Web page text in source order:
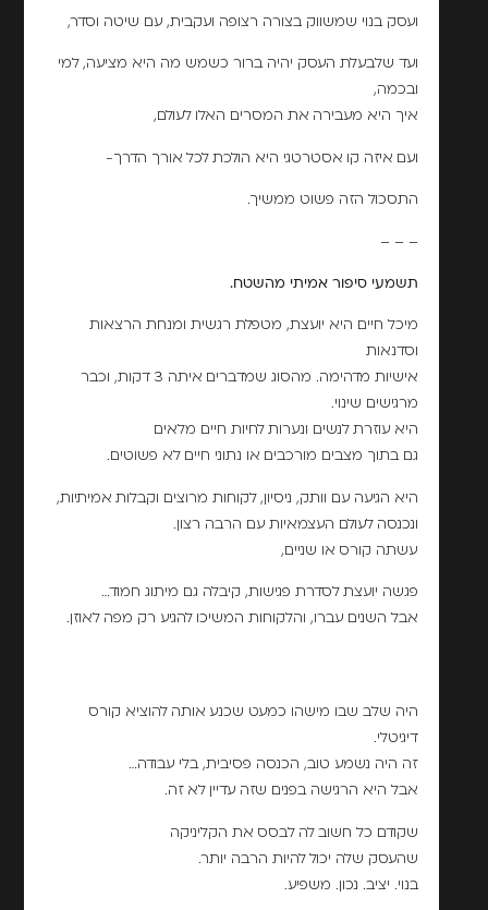
ועסק בנוי שמשווק בצורה רצופה ועקבית, עם שיטה וסדר,
ועד שלבעלת העסק יהיה ברור כשמש מה היא מציעה, למי
ובכמה,
איך היא מעבירה את המסרים האלו לעולם,
ועם איזה קו אסטרטגי היא הולכת לכל אורך הדרך-
התסכול הזה פשוט ממשיך.
– – –
תשמעי סיפור אמיתי מהשטח.
מיכל חיים היא יועצת, מטפלת רגשית ומנחת הרצאות
וסדנאות
אישיות מדהימה. מהסוג שמדברים איתה 3 דקות, וכבר
מרגישים שינוי.
היא עוזרת לנשים ונערות לחיות חיים מלאים
גם בתוך מצבים מורכבים או נתוני חיים לא פשוטים.
היא הגיעה עם וותק, ניסיון, לקוחות מרוצים וקבלות אמיתיות,
ונכנסה לעולם העצמאיות עם הרבה רצון.
עשתה קורס או שניים,
פגשה יועצת לסדרת פגישות, קיבלה גם מיתוג חמוד…
אבל השנים עברו, והלקוחות המשיכו להגיע רק מפה לאוזן.
היה שלב שבו מישהו כמעט שכנע אותה להוציא קורס
דיגיטלי.
זה היה נשמע טוב, הכנסה פסיבית, בלי עבודה…
אבל היא הרגישה בפנים שזה עדיין לא זה.
שקודם כל חשוב לה לבסס את הקליניקה
שהעסק שלה יכול להיות הרבה יותר.
בנוי. יציב. נכון. משפיע.